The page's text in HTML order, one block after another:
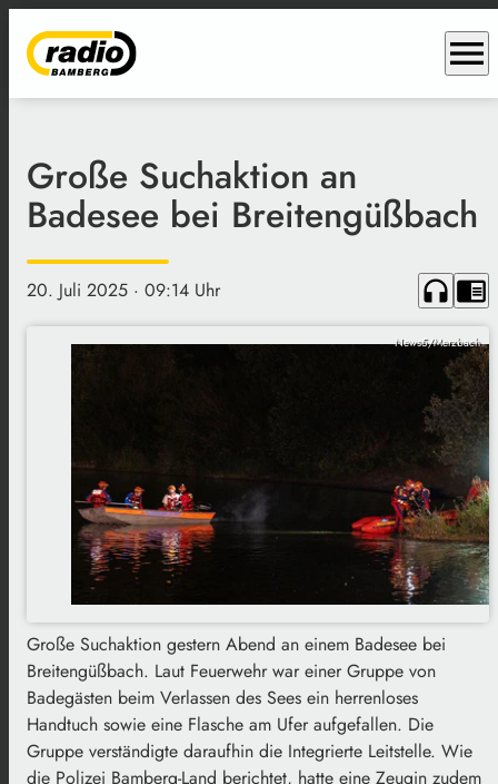
menu
Große Suchaktion an
Badesee bei Breitengüßbach
20. Juli 2025 · 09:14 Uhr headphones chrome_reader_mode
News5/Merzbach
Große Suchaktion gestern Abend an einem Badesee bei
Breitengüßbach. Laut Feuerwehr war einer Gruppe von
Badegästen beim Verlassen des Sees ein herrenloses
Handtuch sowie eine Flasche am Ufer aufgefallen. Die
Gruppe verständigte daraufhin die Integrierte Leitstelle. Wie
die Polizei Bamberg-Land berichtet, hatte eine Zeugin zudem